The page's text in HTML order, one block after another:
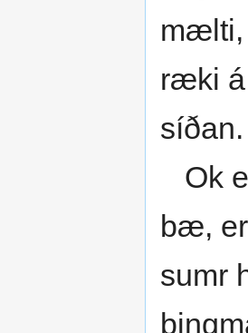
mælti,
ræki á
síðan.
Ok
bæ,
sumr